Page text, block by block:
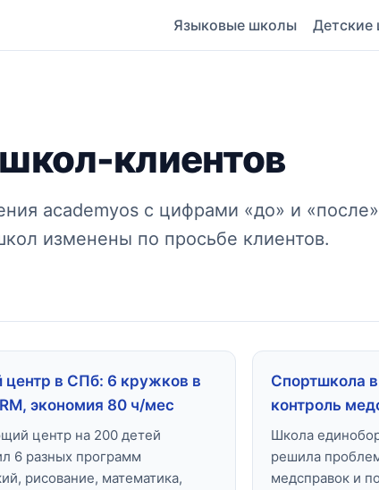
Языковые школы Детские
клиентов
academyos с цифрами «до» и
изменены по просьбе клиентов.
центр в СПб: 6 кружков в
экономия 80 ч/мес
центр на 200 детей
6 разных программ
рисование, математика,
Спортшкола
контроль
Школа
решила
медсправок и